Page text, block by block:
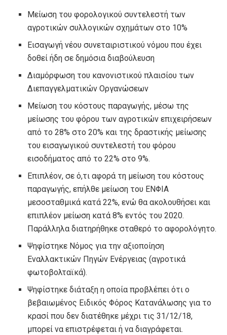
Μείωση του φορολογικού συντελεστή των
αγροτικών συλλογικών σχημάτων στο 10%
Εισαγωγή νέου συνεταιριστικού νόμου που έχει
δοθεί ήδη σε δημόσια διαβούλευση
Διαμόρφωση του κανονιστικού πλαισίου των
Διεπαγγελματικών Οργανώσεων
Μείωση του κόστους παραγωγής, μέσω της
μείωσης του φόρου των αγροτικών επιχειρήσεων
από το 28% στο 20% και της δραστικής μείωσης
του εισαγωγικού συντελεστή του φόρου
εισοδήματος από το 22% στο 9%.
Επιπλέον, σε ό,τι αφορά τη μείωση του κόστους
παραγωγής, επήλθε μείωση του ΕΝΦΙΑ
μεσοσταθμικά κατά 22%, ενώ θα ακολουθήσει και
επιπλέον μείωση κατά 8% εντός του 2020.
Παράλληλα διατηρήθηκε σταθερό το αφορολόγητο.
Ψηφίστηκε Νόμος για την αξιοποίηση
Εναλλακτικών Πηγών Ενέργειας (αγροτικά
φωτοβολταϊκά).
Ψηφίστηκε διάταξη η οποία προβλέπει ότι ο
βεβαιωμένος Ειδικός Φόρος Κατανάλωσης για το
κρασί που δεν διατέθηκε μέχρι τις 31/12/18,
μπορεί να επιστρέφεται ή να διαγράφεται.